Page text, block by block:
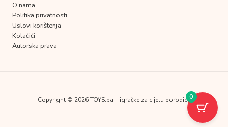
O nama
Politika privatnosti
Uslovi korištenja
Kolačići
Autorska prava
Copyright © 2026 TOYS.ba – igračke za cijelu porodicu0